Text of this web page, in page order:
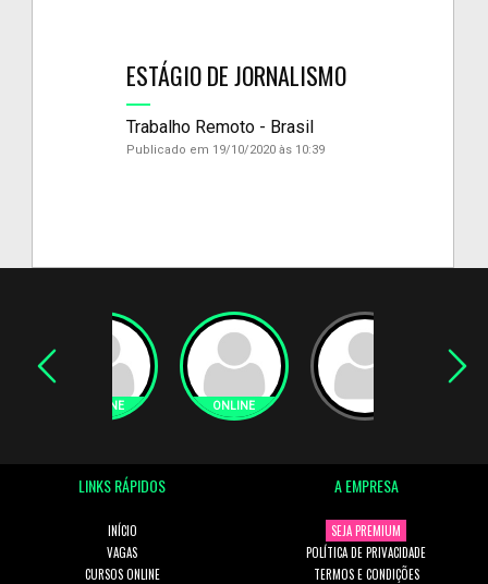
ESTÁGIO DE JORNALISMO
Trabalho Remoto - Brasil
Publicado em 19/10/2020 às 10:39
LINKS RÁPIDOS
INÍCIO
VAGAS
CURSOS ONLINE
A EMPRESA
SEJA PREMIUM
POLÍTICA DE PRIVACIDADE
TERMOS E CONDIÇÕES